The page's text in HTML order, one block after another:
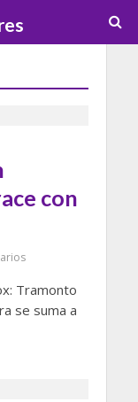
con
Tramonto
se suma a